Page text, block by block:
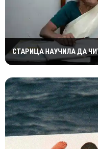
СТАРИЦА НАУЧИЛА ДА